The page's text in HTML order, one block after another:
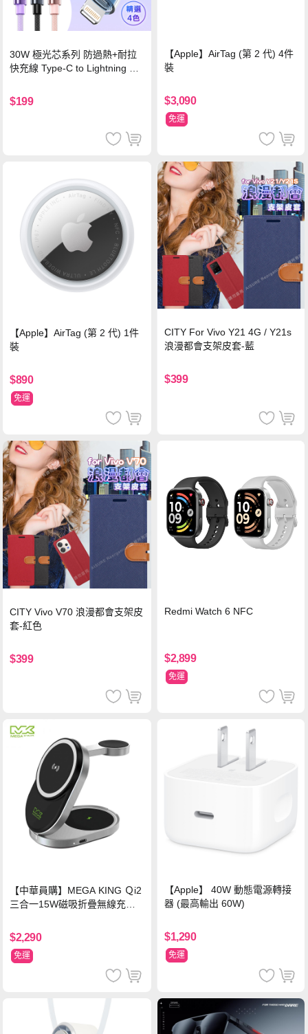
30W 極光芯系列 防過熱+耐拉
快充線 Type-C to Lightning 傳
$199
【Apple】AirTag (第 2 代) 4件
裝
$3,090
免運
【Apple】AirTag (第 2 代) 1件
裝
$890
免運
CITY For Vivo Y21 4G / Y21s
浪漫都會支架皮套-藍
$399
CITY Vivo V70 浪漫都會支架皮
套-紅色
$399
Redmi Watch 6 NFC
$2,899
免運
【中華員購】MEGA KING Ｑi2
三合一15W磁吸折疊無線充電
$2,290
免運
【Apple】 40W 動態電源轉接
器 (最高輸出 60W)
$1,290
免運